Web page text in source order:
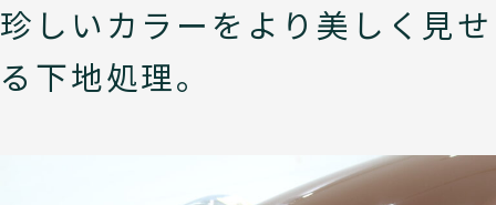
珍しいカラーをより美しく見せ
る下地処理。